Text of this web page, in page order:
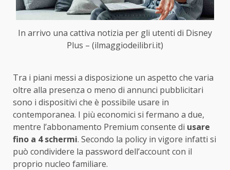
In arrivo una cattiva notizia per gli utenti di Disney
Plus – (ilmaggiodeilibri.it)
Tra i piani messi a disposizione un aspetto che varia
oltre alla presenza o meno di annunci pubblicitari
sono i dispositivi che è possibile usare in
contemporanea. I più economici si fermano a due,
mentre l’abbonamento Premium consente di usare
fino a 4 schermi. Secondo la policy in vigore infatti si
può condividere la password dell’account con il
proprio nucleo familiare.